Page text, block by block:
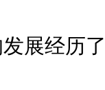
经历了